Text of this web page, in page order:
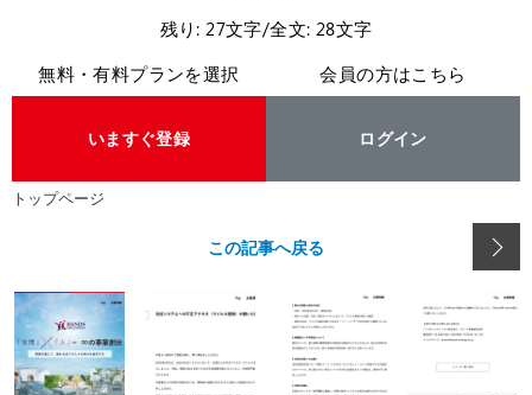
残り: 27文字/全文: 28文字
無料・有料プランを選択
いますぐ登録
会員の方はこちら
ログイン
トップページ
この記事へ戻る